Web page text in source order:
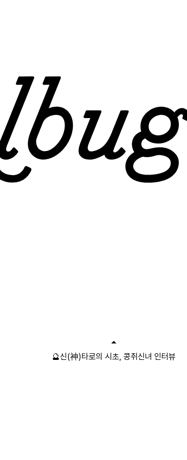
🔮신(神)타로의 시초, 콩쥐신녀 인터뷰